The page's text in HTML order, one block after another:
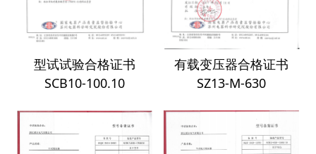
型试试验合格证书
SCB10-100.10
有载变压器合格证书
SZ13-M-630